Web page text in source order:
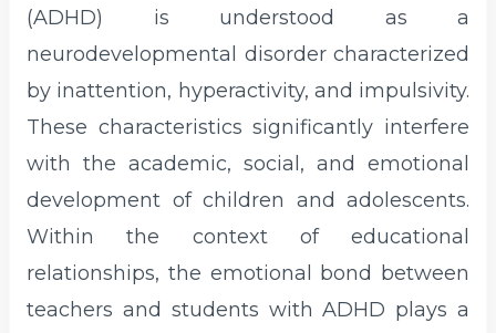
(ADHD) is understood as a
neurodevelopmental disorder characterized
by inattention, hyperactivity, and impulsivity.
These characteristics significantly interfere
with the academic, social, and emotional
development of children and adolescents.
Within the context of educational
relationships, the emotional bond between
teachers and students with ADHD plays a